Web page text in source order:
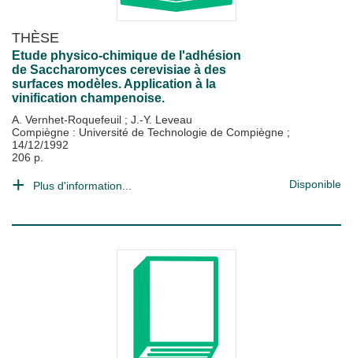
THÈSE
Etude physico-chimique de l'adhésion
de Saccharomyces cerevisiae à des
surfaces modèles. Application à la
vinification champenoise.
A. Vernhet-Roquefeuil ; J.-Y. Leveau
Compiègne : Université de Technologie de Compiègne ;
14/12/1992
206 p.
Plus d'information... Disponible